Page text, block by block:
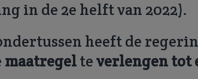
in de 2e helft van 2022).
heeft de
maatregelteverlengen tot